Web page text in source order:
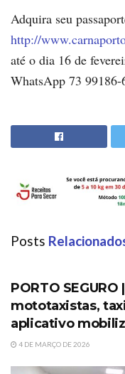
Adquira seu
http://
até o dia 16 de
WhatsApp 73 99186-
Posts
PORTO
mototaxistas,
aplicativo
4 DE MARÇO DE 2026